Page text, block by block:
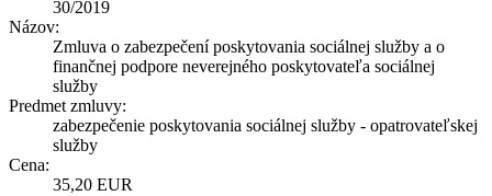
30/2019
Názov:
Zmluva o zabezpečení poskytovania sociálnej služby a o
finančnej podpore neverejného poskytovateľa sociálnej
služby
Predmet zmluvy:
zabezpečenie poskytovania sociálnej služby - opatrovateľskej
služby
Cena:
35,20 EUR